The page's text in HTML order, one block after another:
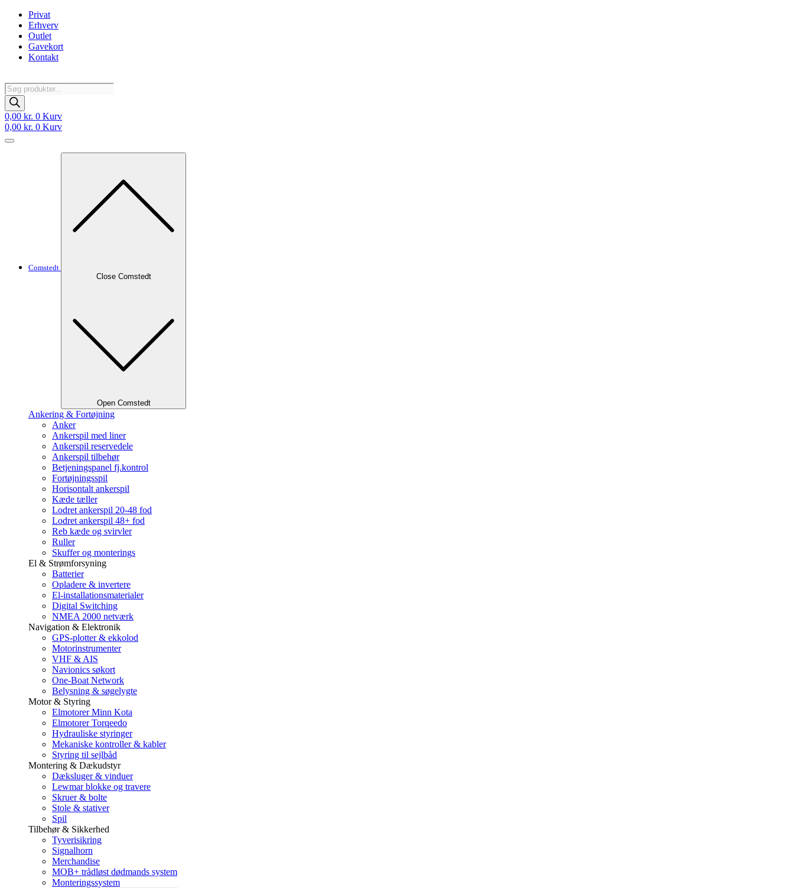
Videre
indhold
Privat
Erhverv
Outlet
Gavekort
Kontakt
Products
search
0,00 kr. 0 Kurv
0,00 kr. 0 Kurv
Comstedt
Close Comstedt
Open Comstedt
Ankering & Fortøjning
Anker
Ankerspil med liner
Ankerspil reservedele
Ankerspil tilbehør
Betjeningspanel fj.kontrol
Fortøjningsspil
Horisontalt ankerspil
Kæde tæller
Lodret ankerspil 20-48 fod
Lodret ankerspil 48+ fod
Reb kæde og svirvler
Ruller
Skuffer og monterings
El & Strømforsyning
Batterier
Opladere & invertere
El-installationsmaterialer
Digital Switching
NMEA 2000 netværk
Navigation & Elektronik
GPS-plotter & ekkolod
Motorinstrumenter
VHF & AIS
Navionics søkort
One-Boat Network
Belysning & søgelygte
Motor & Styring
Elmotorer Minn Kota
Elmotorer Torqeedo
Hydrauliske styringer
Mekaniske kontroller & kabler
Styring til sejlbåd
Montering & Dækudstyr
Dæksluger & vinduer
Lewmar blokke og travere
Skruer & bolte
Stole & stativer
Spil
Tilbehør & Sikkerhed
Tyverisikring
Signalhorn
Merchandise
MOB+ trådløst dødmands system
Monteringssystem